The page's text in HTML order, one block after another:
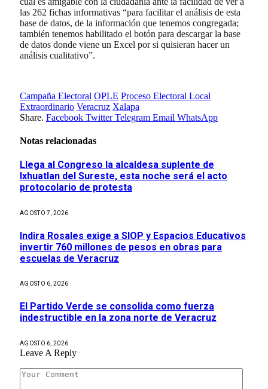
las 262 fichas informativas “para facilitar el análisis de esta
base de datos, de la información que tenemos congregada;
también tenemos habilitado el botón para descargar la base
de datos donde viene un Excel por si quisieran hacer un
análisis cualitativo”.
Campaña Electoral OPLE Proceso Electoral Local
Extraordinario Veracruz Xalapa
Share. Facebook Twitter Telegram Email WhatsApp
Notas relacionadas
Llega al Congreso la alcaldesa suplente de
Ixhuatlan del Sureste, esta noche será el acto
protocolario de protesta
AGOSTO 7, 2026
Indira Rosales exige a SIOP y Espacios Educativos
invertir 760 millones de pesos en obras para
escuelas de Veracruz
AGOSTO 6, 2026
El Partido Verde se consolida como fuerza
indestructible en la zona norte de Veracruz
AGOSTO 6, 2026
Leave A Reply